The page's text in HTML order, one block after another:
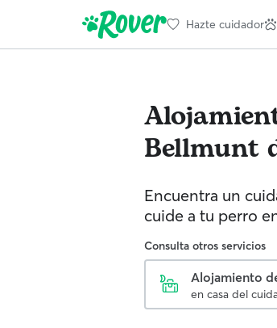
Hazte cuidador
Bellmunt
Encuentra un
cuide a tu perro
Consulta otros servicios
Alojamiento
en casa del